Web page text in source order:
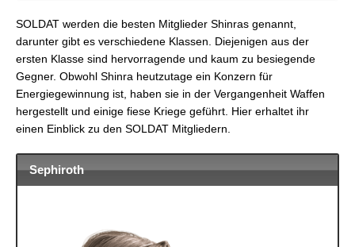
FFVIIR: Die Hauptchraktere
FFVIIR: Avalanche-Mitglieder
FFVIIR: Beschwörungen
FFVIIR: Die Turks
FFVIIR: SOLDAT
SOLDAT werden die besten Mitglieder Shinras genannt,
darunter gibt es verschiedene Klassen. Diejenigen aus der
ersten Klasse sind hervorragende und kaum zu besiegende
Gegner. Obwohl Shinra heutzutage ein Konzern für
Energiegewinnung ist, haben sie in der Vergangenheit Waffen
hergestellt und einige fiese Kriege geführt. Hier erhaltet ihr
einen Einblick zu den SOLDAT Mitgliedern.
Sephiroth